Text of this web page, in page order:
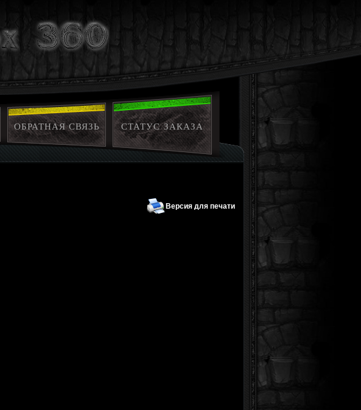
ОБРАТНАЯ СВЯЗЬ СТАТУС ЗАКАЗА
Версия для печати